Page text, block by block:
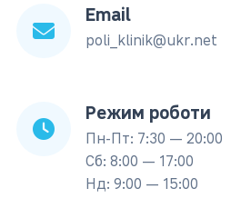
Email
poli_klinik@ukr.net
Режим роботи
Пн-Пт: 7:30 — 20:00
Сб: 8:00 — 17:00
Нд: 9:00 — 15:00